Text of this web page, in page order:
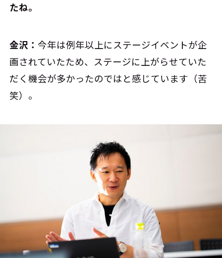
たね。
金沢：今年は例年以上にステージイベントが企
画されていたため、ステージに上がらせていた
だく機会が多かったのではと感じています（苦
笑）。